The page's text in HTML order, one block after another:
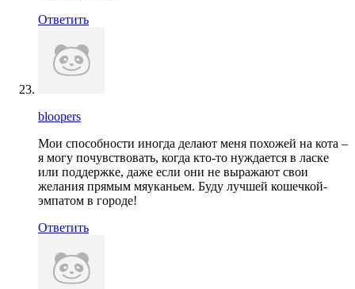
Ответить
bloopers
Мои способности иногда делают меня похожей на кота –
я могу почувствовать, когда кто-то нуждается в ласке
или поддержке, даже если они не выражают свои
желания прямым мяуканьем. Буду лучшей кошечкой-
эмпатом в городе!
Ответить